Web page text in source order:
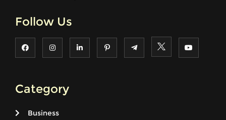
Follow Us
Category
Business